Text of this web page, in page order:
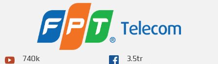
740k 3.5tr